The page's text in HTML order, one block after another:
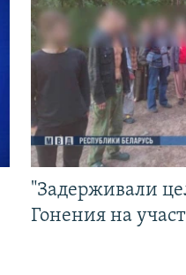
"Задерживали
Гонения на